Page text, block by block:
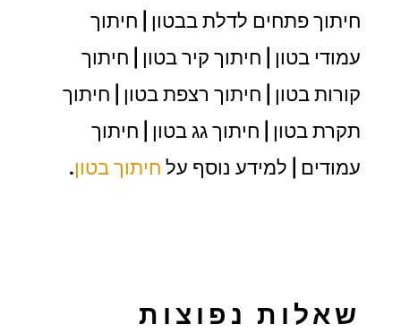
חיתוך פתחים לדלת בבטון | חיתוך
עמודי בטון | חיתוך קיר בטון | חיתוך
קורות בטון | חיתוך רצפת בטון | חיתוך
תקרת בטון | חיתוך גג בטון | חיתוך
עמודים | למידע נוסף על חיתוך בטון.
שאלות נפוצות